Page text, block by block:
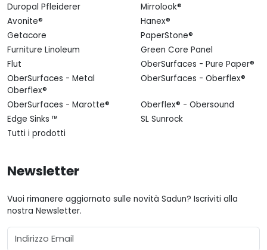
Duropal Pfleiderer
Mirrolook®
Avonite®
Hanex®
Getacore
PaperStone®
Furniture Linoleum
Green Core Panel
Flut
OberSurfaces - Pure Paper®
OberSurfaces - Metal
Oberflex®
OberSurfaces - Oberflex®
OberSurfaces - Marotte®
Oberflex® - Obersound
Edge Sinks ™
SL Sunrock
Tutti i prodotti
Newsletter
Vuoi rimanere aggiornato sulle novità Sadun? Iscriviti alla
nostra Newsletter.
Email